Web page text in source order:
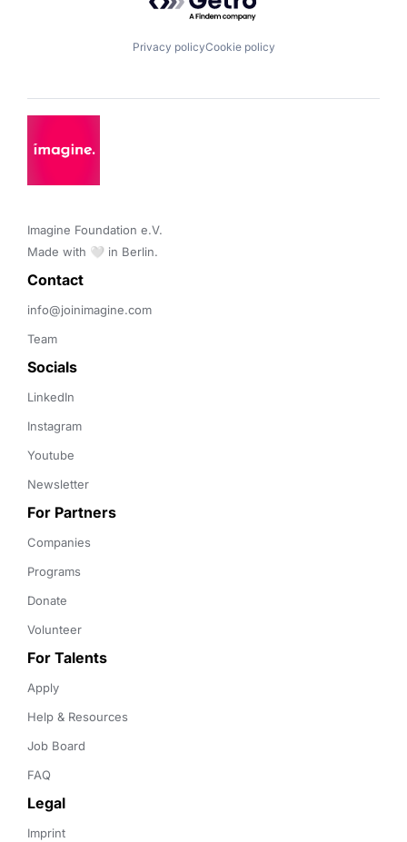
Privacy policyCookie policy
Imagine Foundation e.V.
Made with 🤍 in Berlin.
Contact
info@joinimagine.com
Team
Socials
LinkedIn
Instagram
Youtube
Newsletter
For Partners
Companies
Programs
Donate
Volunteer
For Talents
Apply
Help & Resources
Job Board
FAQ
Legal
Imprint